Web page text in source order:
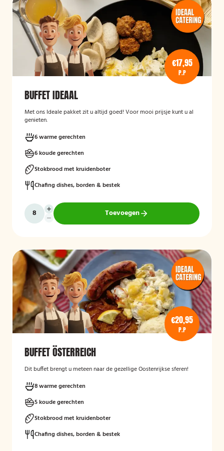
€17,95
P.P
BUFFET IDEAAL
Met ons Ideale pakket zit u altijd goed! Voor mooi prijsje kunt u al
genieten.
6 warme gerechten
6 koude gerechten
Stokbrood met kruidenboter
Chafing dishes, borden & bestek
Toevoegen
€20,95
P.P
BUFFET ÖSTERREICH
Dit buffet brengt u meteen naar de gezellige Oostenrijkse sferen!
8 warme gerechten
5 koude gerechten
Stokbrood met kruidenboter
Chafing dishes, borden & bestek